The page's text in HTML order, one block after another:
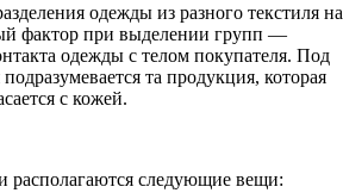
одежды из разного текстиля на
фактор при выделении групп —
одежды с телом покупателя. Под
та продукция, которая
с кожей.
располагаются следующие вещи: